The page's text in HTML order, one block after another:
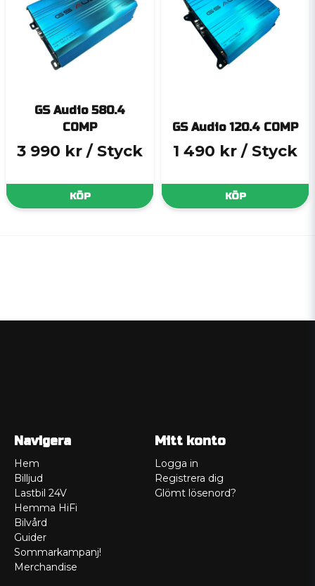
GS Audio 580.4
COMP
3 990 kr / Styck
KÖP
GS Audio 120.4 COMP
1 490 kr / Styck
KÖP
Navigera
Hem
Billjud
Lastbil 24V
Hemma HiFi
Bilvård
Guider
Sommarkampanj!
Merchandise
Mitt konto
Logga in
Registrera dig
Glömt lösenord?